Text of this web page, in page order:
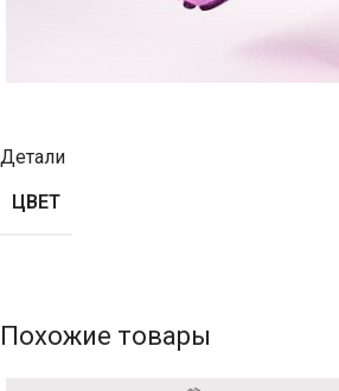
Детали
ЦВЕТ
Похожие товары